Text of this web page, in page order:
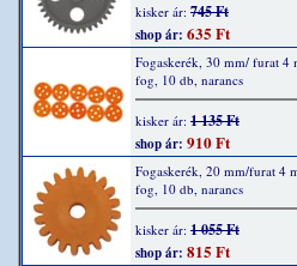
kisker ár: 745 Ft
shop ár: 635 Ft
Fogaskerék, 30 mm/ furat 4
fog, 10 db, narancs
kisker ár: 1 135 Ft
shop ár: 910 Ft
Fogaskerék, 20 mm/furat 4
fog, 10 db, narancs
kisker ár: 1 055 Ft
shop ár: 815 Ft